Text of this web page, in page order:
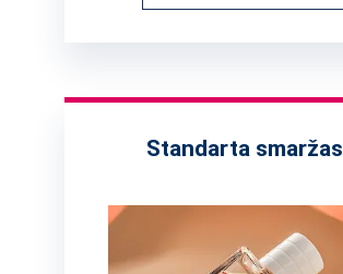
Standarta smaržas